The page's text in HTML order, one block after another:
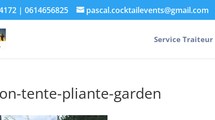
| 0614656825 pascal.cocktailevents@gmail.com
Service Traiteur
tente-pliante-garden